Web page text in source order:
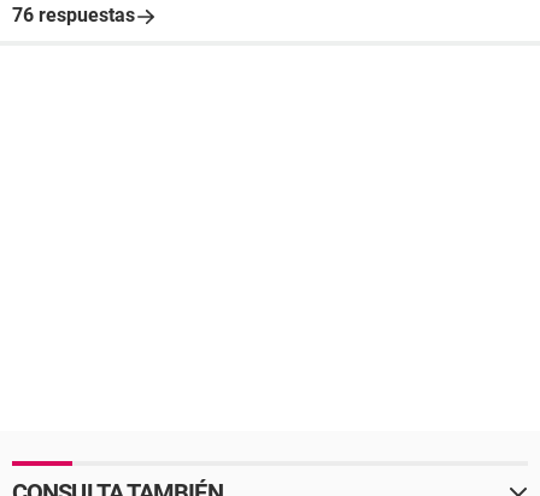
76 respuestas